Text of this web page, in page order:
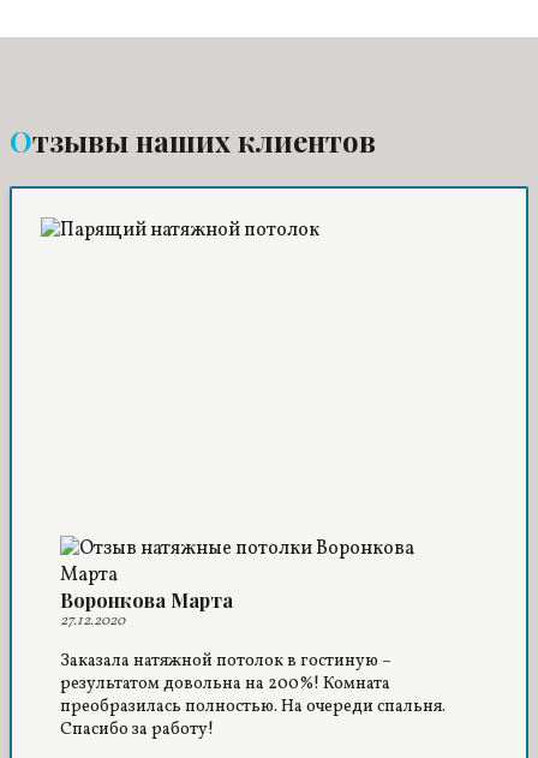
Отзывы наших клиентов
Воронкова Марта
27.12.2020
Заказала натяжной потолок в гостиную –
результатом довольна на 200%! Комната
преобразилась полностью. На очереди спальня.
Спасибо за работу!